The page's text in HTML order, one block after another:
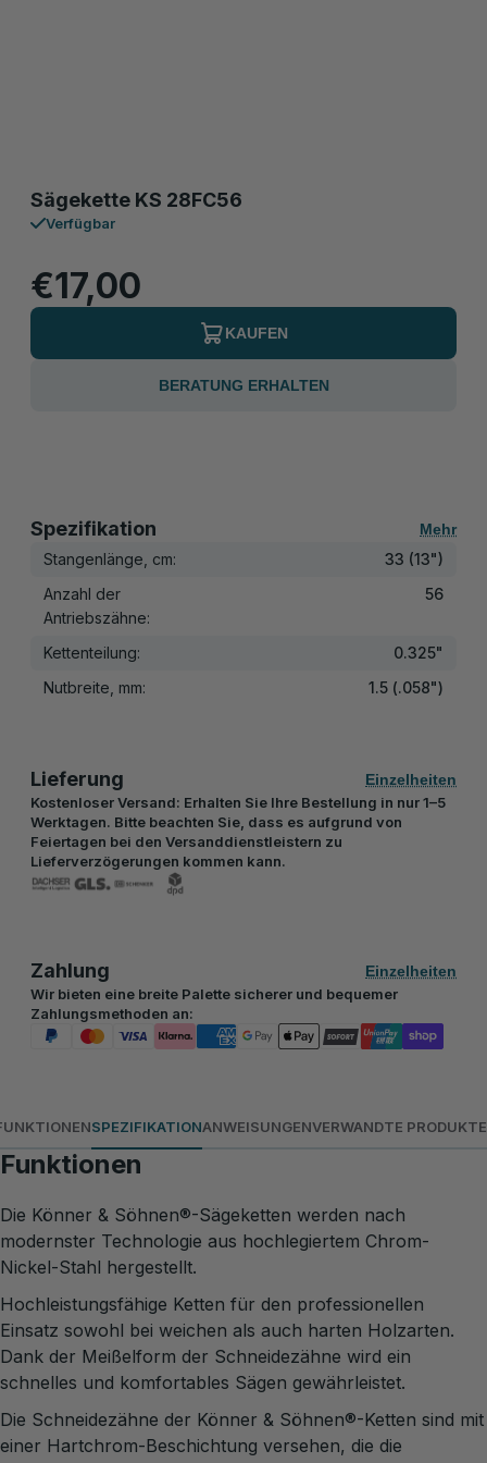
Sägekette KS 28FC56
Verfügbar
€17,00
KAUFEN
BERATUNG ERHALTEN
Spezifikation Mehr
Stangenlänge, cm:
33 (13")
Anzahl der
Antriebszähne:
56
Kettenteilung:
0.325"
Nutbreite, mm:
1.5 (.058")
Lieferung
Einzelheiten
Kostenloser Versand: Erhalten Sie Ihre Bestellung in nur 1–5
Werktagen. Bitte beachten Sie, dass es aufgrund von
Feiertagen bei den Versanddienstleistern zu
Lieferverzögerungen kommen kann.
Zahlung
Einzelheiten
Wir bieten eine breite Palette sicherer und bequemer
Zahlungsmethoden an:
SPEZIFIKATIONANWEISUNGENVERWANDTE PRODUKTE
Funktionen
Die Könner & Söhnen®-Sägeketten werden nach
modernster Technologie aus hochlegiertem Chrom-
Nickel-Stahl hergestellt.
Hochleistungsfähige Ketten für den professionellen
Einsatz sowohl bei weichen als auch harten Holzarten.
Dank der Meißelform der Schneidezähne wird ein
schnelles und komfortables Sägen gewährleistet.
Die Schneidezähne der Könner & Söhnen®-Ketten sind mit
einer Hartchrom-Beschichtung versehen, die die